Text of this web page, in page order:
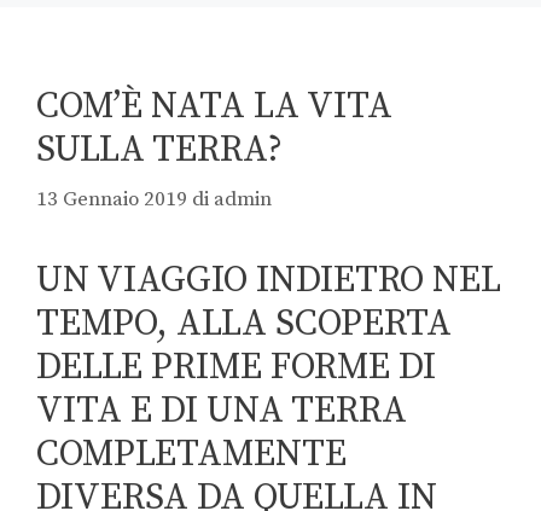
COM’È NATA LA VITA
SULLA TERRA?
13 Gennaio 2019 di admin
UN VIAGGIO INDIETRO NEL
TEMPO, ALLA SCOPERTA
DELLE PRIME FORME DI
VITA E DI UNA TERRA
COMPLETAMENTE
DIVERSA DA QUELLA IN